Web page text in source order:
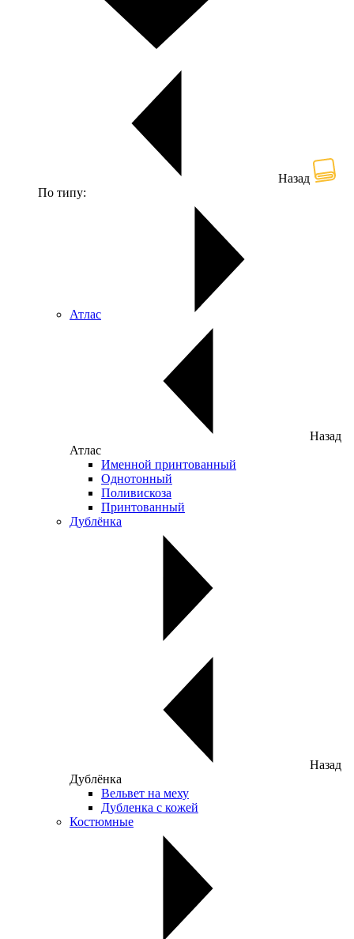
Назад
По типу:
Атлас
Назад
Атлас
Именной принтованный
Однотонный
Поливискоза
Принтованный
Дублёнка
Назад
Дублёнка
Вельвет на меху
Дубленка с кожей
Костюмные